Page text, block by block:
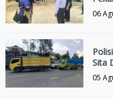
06
Sita
05